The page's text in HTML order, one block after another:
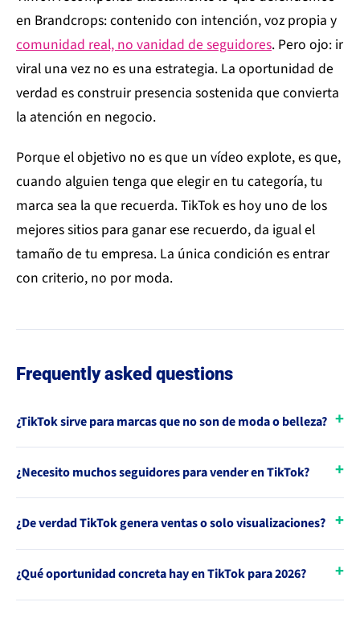
en Brandcrops: contenido con intención, voz propia y
comunidad real, no vanidad de seguidores. Pero ojo: ir
viral una vez no es una estrategia. La oportunidad de
verdad es construir presencia sostenida que convierta
la atención en negocio.
Porque el objetivo no es que un vídeo explote, es que,
cuando alguien tenga que elegir en tu categoría, tu
marca sea la que recuerda. TikTok es hoy uno de los
mejores sitios para ganar ese recuerdo, da igual el
tamaño de tu empresa. La única condición es entrar
con criterio, no por moda.
Frequently asked questions
¿TikTok sirve para marcas que no son de moda o belleza?
¿Necesito muchos seguidores para vender en TikTok?
¿De verdad TikTok genera ventas o solo visualizaciones?
¿Qué oportunidad concreta hay en TikTok para 2026?